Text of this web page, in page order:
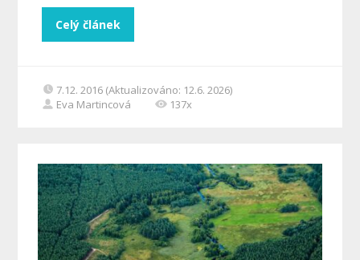
Celý článek
7.12. 2016 (Aktualizováno: 12.6. 2026)
Eva Martincová
137x